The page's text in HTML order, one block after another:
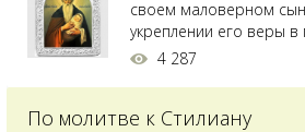
Преподобного...
своем маловерном
укреплении его веры
мы с супругой
вершину. Приложились
4 287
По молитве к Стилиану